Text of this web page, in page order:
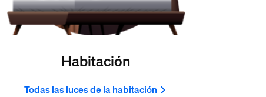
Habitación
Todas las luces de la habitación